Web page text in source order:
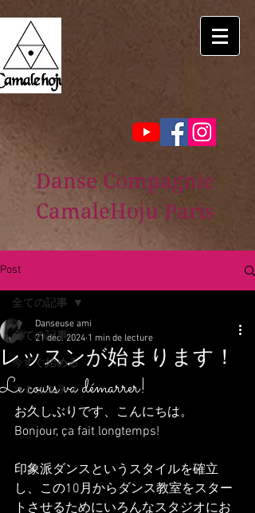
Danse Compagnie
CamaleHoju Paris
Post
全ての記事
今すぐ始める
コミュニティ
全ての記事
レッスンが始まります！
Le cours va démarrer!
Danseuse ami
21 déc. 2024 1 min de lecture
お久しぶりです、こんにちは。
Bonjour, ça fait longtemps!
印象派ダンスというスタイルを確立
し、この10月からダンス教室をスター
トさせるためにいろんなスタジオにお